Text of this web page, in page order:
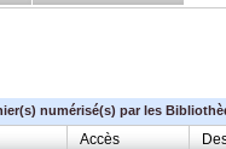
numérisé(s) par les
Accès